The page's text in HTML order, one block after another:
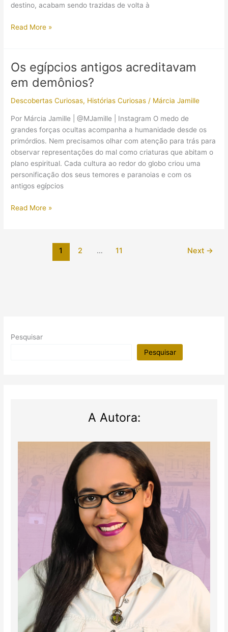
destino, acabam sendo trazidas de volta à
A
“A
Múmia”
Read More »
Os egípcios antigos acreditavam
em demônios?
Descobertas Curiosas, Histórias Curiosas / Márcia Jamille
Por Márcia Jamille | @MJamille | Instagram O medo de
grandes forças ocultas acompanha a humanidade desde os
primórdios. Nem precisamos olhar com atenção para trás para
observar representações do mal como criaturas que abitam o
plano espiritual. Cada cultura ao redor do globo criou uma
personificação dos seus temores e paranoias e com os
antigos egípcios
Os
Read More »
1 2 … 11 Next →
Pesquisar
Pesquisar
A Autora: